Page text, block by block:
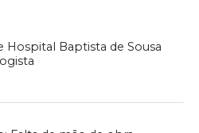
Hospital Baptista de Sousa